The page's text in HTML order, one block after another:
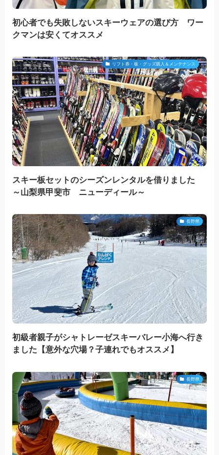
初心者でも失敗しないスキーウェアの選び方 ワー
クマンは安くてオススメ
リフト券・板・グッズ購入＆メンテナンス
スキー板セットのシーズンレンタルを借りました
～山梨県甲斐市 ニューディール～
長野県
初級者親子がシャトレーゼスキーバレー小海へ行き
ました【意外な穴場？子連れでもオススメ】
長野県